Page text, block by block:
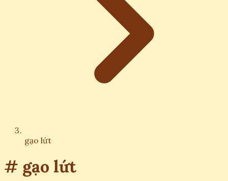
gạo lứt
# gạo lứt